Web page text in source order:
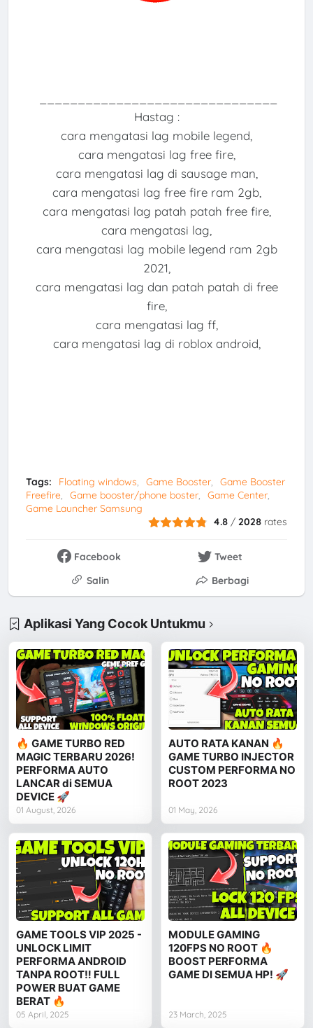
Hastag :
cara mengatasi lag mobile legend,
cara mengatasi lag free fire,
cara mengatasi lag di sausage man,
cara mengatasi lag free fire ram 2gb,
cara mengatasi lag patah patah free fire,
cara mengatasi lag,
cara mengatasi lag mobile legend ram 2gb
2021,
cara mengatasi lag dan patah patah di free
fire,
cara mengatasi lag ff,
cara mengatasi lag di roblox android,
Tags: Floating windows Game Booster
Game Booster
Freefire
Game booster/phone boster
Game Center
Game Launcher Samsung
4.8 /2028 rates
Facebook
Tweet
Salin
Berbagi
Aplikasi Yang Cocok Untukmu
🔥 GAME TURBO RED
MAGIC TERBARU 2026!
PERFORMA AUTO
LANCAR di SEMUA
DEVICE 🚀
01 August, 2026
AUTO RATA KANAN 🔥
GAME TURBO INJECTOR
CUSTOM PERFORMA NO
ROOT 2023
01 May, 2026
GAME TOOLS VIP 2025 -
UNLOCK LIMIT
PERFORMA ANDROID
TANPA ROOT‼️ FULL
POWER BUAT GAME
BERAT 🔥
05 April, 2025
MODULE GAMING
120FPS NO ROOT 🔥
BOOST PERFORMA
GAME DI SEMUA HP! 🚀
23 March, 2025